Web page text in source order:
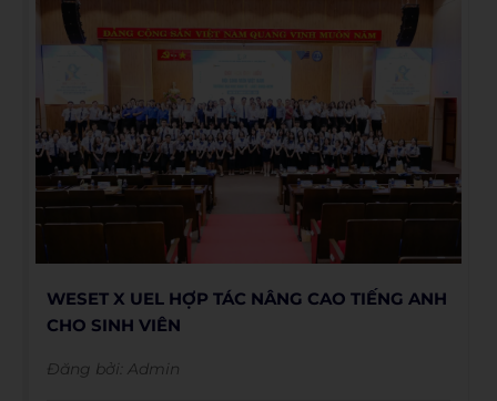
WESET X UEL HỢP TÁC NÂNG CAO TIẾNG ANH
CHO SINH VIÊN
Đăng bởi: Admin